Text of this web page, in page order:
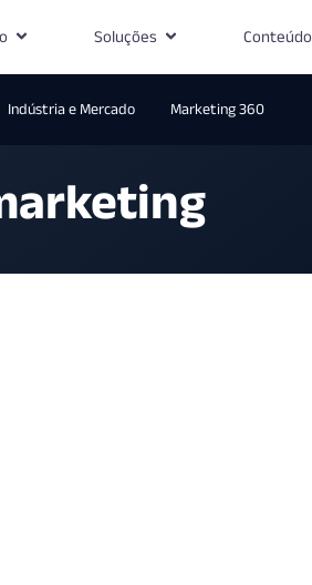
Soluções Conteúdo
Indústria e Mercado Marketing 360